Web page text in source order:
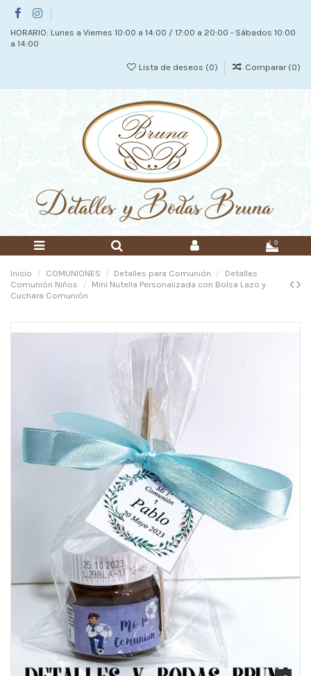
HORARIO: Lunes a Viernes 10:00 a 14:00 / 17:00 a 20:00 - Sábados 10:00
a 14:00
Lista de deseos (0) Comparar (0)
0
Inicio COMUNIONES Detalles para Comunión
Detalles
Comunión Niños
Mini Nutella Personalizada con Bolsa Lazo y
Cuchara Comunión